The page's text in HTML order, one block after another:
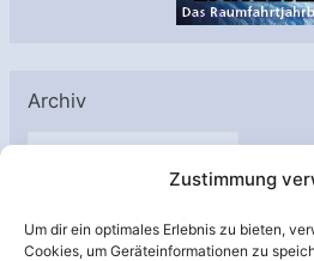
Zustimmung
Um dir ein optimales Erlebnis zu bieten,
Cookies, um Geräteinformationen zu
Archiv
A
h